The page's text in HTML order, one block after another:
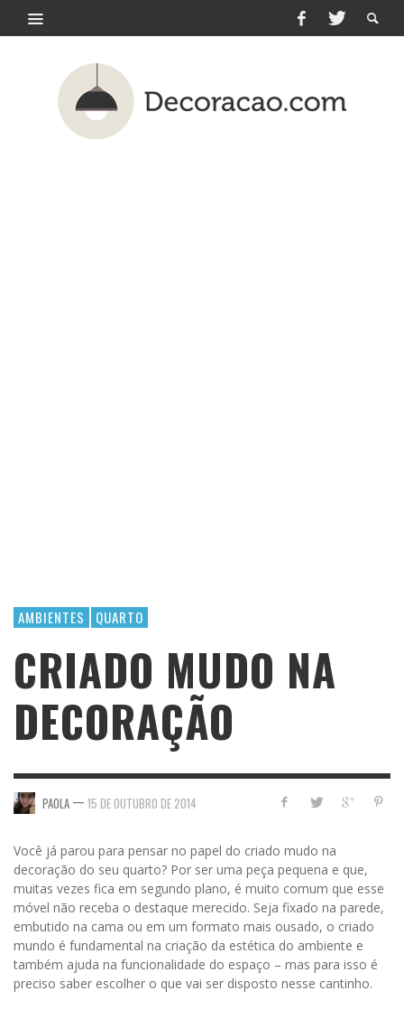
AMBIENTES QUARTO
CRIADO MUDO NA
DECORAÇÃO
PAOLA — 15 DE OUTUBRO DE 2014
Você já parou para pensar no papel do criado mudo na
decoração do seu quarto? Por ser uma peça pequena e que,
muitas vezes fica em segundo plano, é muito comum que esse
móvel não receba o destaque merecido. Seja fixado na parede,
embutido na cama ou em um formato mais ousado, o criado
mundo é fundamental na criação da estética do ambiente e
também ajuda na funcionalidade do espaço – mas para isso é
preciso saber escolher o que vai ser disposto nesse cantinho.